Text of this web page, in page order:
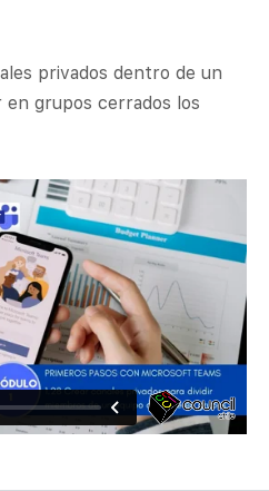
privados dentro de un
en grupos cerrados los